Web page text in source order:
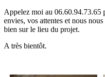
Appelez moi au 06.60.94.73.65
envies, vos attentes et nous
bien sur le lieu du projet.
A très bientôt.